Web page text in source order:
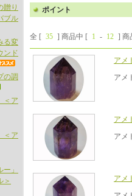
贈り
ブル
る変
ンド
の調
＜ア
＜ア
」
＞
ポイント
全 [ 35 ] 商品中 [ 1 - 12 ] 商
アメ
アメ
アメ
アメ
アメ